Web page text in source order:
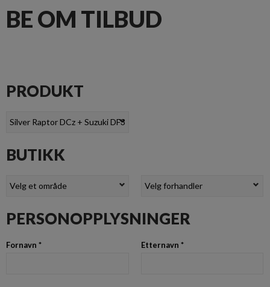
BE OM TILBUD
PRODUKT
BUTIKK
PERSONOPPLYSNINGER
Fornavn * Etternavn *